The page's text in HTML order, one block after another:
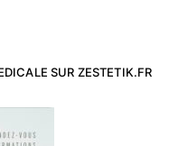
SUR ZESTETIK.FR